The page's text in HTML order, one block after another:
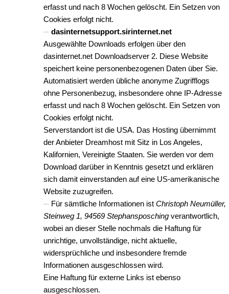
erfasst und nach 8 Wochen gelöscht. Ein Setzen von
Cookies erfolgt nicht.
dasinternetsupport.sirinternet.net
Ausgewählte Downloads erfolgen über den
dasinternet.net Downloadserver 2. Diese Website
speichert keine personenbezogenen Daten über Sie.
Automatisiert werden übliche anonyme Zugrifflogs
ohne Personenbezug, insbesondere ohne IP-Adresse
erfasst und nach 8 Wochen gelöscht. Ein Setzen von
Cookies erfolgt nicht.
Serverstandort ist die USA. Das Hosting übernimmt
der Anbieter Dreamhost mit Sitz in Los Angeles,
Kalifornien, Vereinigte Staaten. Sie werden vor dem
Download darüber in Kenntnis gesetzt und erklären
sich damit einverstanden auf eine US-amerikanische
Website zuzugreifen.
Für sämtliche Informationen ist Christoph Neumüller,
Steinweg 1, 94569 Stephansposching verantwortlich,
wobei an dieser Stelle nochmals die Haftung für
unrichtige, unvollständige, nicht aktuelle,
widersprüchliche und insbesondere fremde
Informationen ausgeschlossen wird.
Eine Haftung für externe Links ist ebenso
ausgeschlossen.